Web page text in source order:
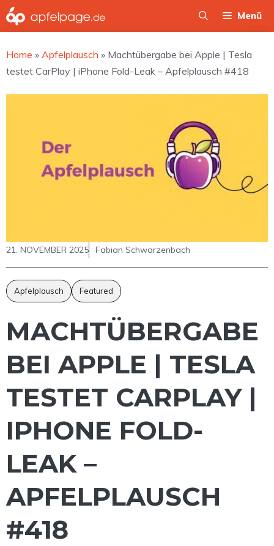
Zum
Inhalt
Menü
Home » Apfelplausch » Machtübergabe bei Apple | Tesla
testet CarPlay | iPhone Fold-Leak – Apfelplausch #418
21. NOVEMBER 2025 Fabian Schwarzenbach
Apfelplausch Featured
MACHTÜBERGABE
BEI APPLE | TESLA
TESTET CARPLAY |
IPHONE FOLD-
LEAK –
APFELPLAUSCH
#418